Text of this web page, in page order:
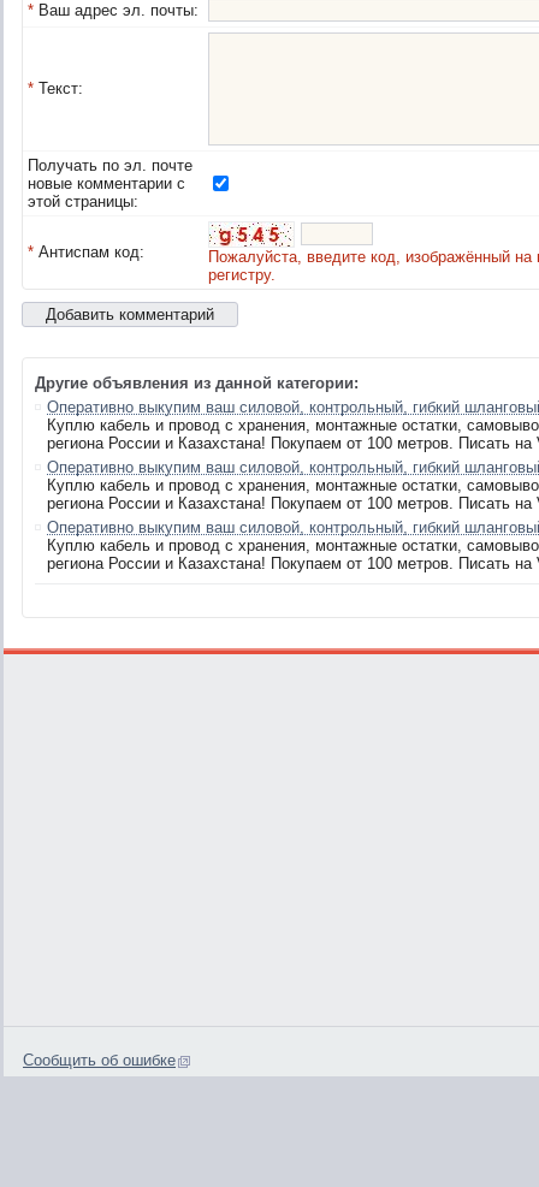
* Ваш адрес эл. почты:
* Текст:
Получать по эл. почте
новые комментарии с
этой страницы:
* Антиспам код:
Пожалуйста, введите код, изображённый
регистру.
Другие объявления из данной категории:
Оперативно выкупим ваш силовой, контрольный, гибкий
Куплю кабель и провод с хранения, монтажные остатки,
региона России и Казахстана! Покупаем от 100 метров. Писать
Оперативно выкупим ваш силовой, контрольный, гибкий
Куплю кабель и провод с хранения, монтажные остатки,
региона России и Казахстана! Покупаем от 100 метров. Писать
Оперативно выкупим ваш силовой, контрольный, гибкий
Куплю кабель и провод с хранения, монтажные остатки,
региона России и Казахстана! Покупаем от 100 метров. Писать
Сообщить об ошибке